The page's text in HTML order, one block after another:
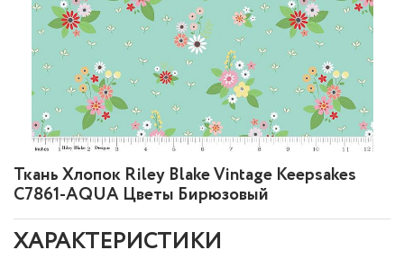
Ткань Хлопок Riley Blake Vintage Keepsakes
C7861-AQUA Цветы Бирюзовый
ХАРАКТЕРИСТИКИ